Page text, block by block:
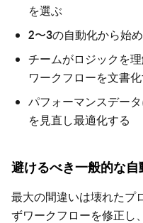
を選ぶ
2〜3の自動化から始
チームがロジックを
ワークフローを文書
パフォーマンスデー
を見直し最適化する
避けるべき一般的な
最大の間違いは壊れたプ
ずワークフローを修正し